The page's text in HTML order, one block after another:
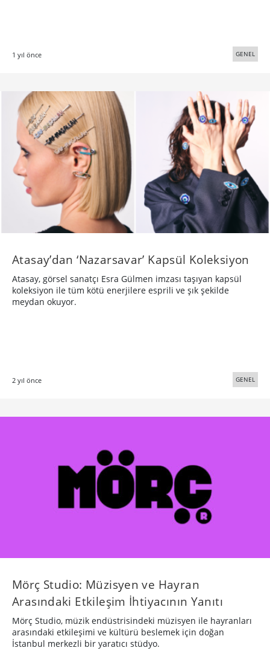
1 yıl önce GENEL
Atasay’dan ‘Nazarsavar’ Kapsül Koleksiyon
Atasay, görsel sanatçı Esra Gülmen imzası taşıyan kapsül
koleksiyon ile tüm kötü enerjilere esprili ve şık şekilde
meydan okuyor.
2 yıl önce GENEL
Mörç Studio: Müzisyen ve Hayran
Arasındaki Etkileşim İhtiyacının Yanıtı
Mörç Studio, müzik endüstrisindeki müzisyen ile hayranları
arasındaki etkileşimi ve kültürü beslemek için doğan
İstanbul merkezli bir yaratıcı stüdyo.